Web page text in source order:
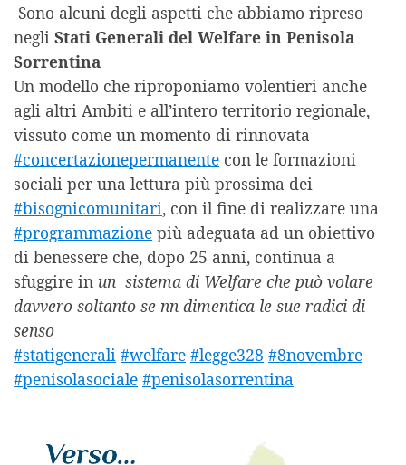
Sono alcuni degli aspetti che abbiamo ripreso
negli Stati Generali del Welfare in Penisola
Sorrentina
Un modello che riproponiamo volentieri anche
agli altri Ambiti e all’intero territorio regionale,
vissuto come un momento di rinnovata
#concertazionepermanente con le formazioni
sociali per una lettura più prossima dei
#bisognicomunitari, con il fine di realizzare una
#programmazione più adeguata ad un obiettivo
di benessere che, dopo 25 anni, continua a
sfuggire in un sistema di Welfare che può volare
davvero soltanto se nn dimentica le sue radici di
senso
#statigenerali #welfare #legge328 #8novembre
#penisolasociale #penisolasorrentina